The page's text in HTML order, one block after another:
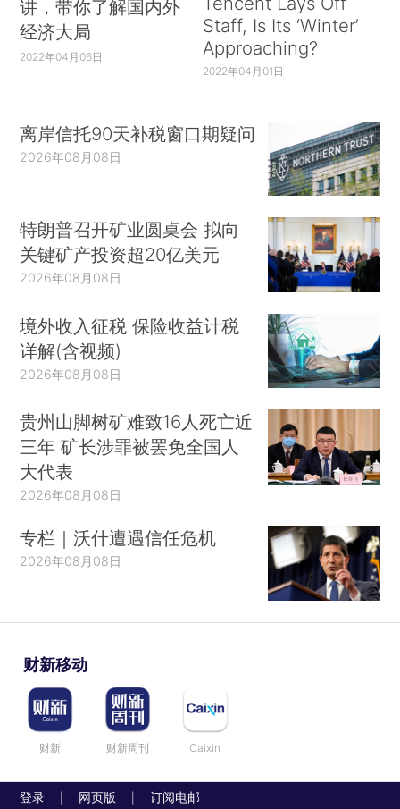
讲，带你了解国内外
经济大局
2022年04月06日
Staff, Is Its ‘Winter’
Approaching?
2022年04月01日
离岸信托90天补税窗口期疑问
2026年08月08日
特朗普召开矿业圆桌会 拟向
关键矿产投资超20亿美元
2026年08月08日
境外收入征税 保险收益计税
详解(含视频)
2026年08月08日
贵州山脚树矿难致16人死亡近
三年 矿长涉罪被罢免全国人
大代表
2026年08月08日
专栏｜沃什遭遇信任危机
2026年08月08日
财新移动
财新 财新周刊 Caixin
登录 网页版 订阅电邮